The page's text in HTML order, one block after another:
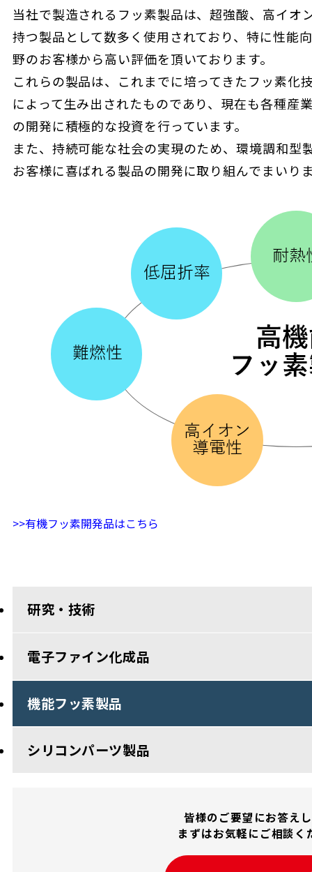
研究・技術
電子ファイン化成品
機能フッ素製品
シリコンパーツ製品
皆様のご要望にお答え
まずはお気軽にご相談く
当社で製造されるフッ素製品は、超強酸、高イオ
持つ製品として数多く使用されており、特に性能
野のお客様から高い評価を頂いております。
これらの製品は、これまでに培ってきたフッ素化
によって生み出されたものであり、現在も各種産
の開発に積極的な投資を行っています。
また、持続可能な社会の実現のため、環境調和型
お客様に喜ばれる製品の開発に取り組んでまいり
>>有機フッ素開発品はこちら